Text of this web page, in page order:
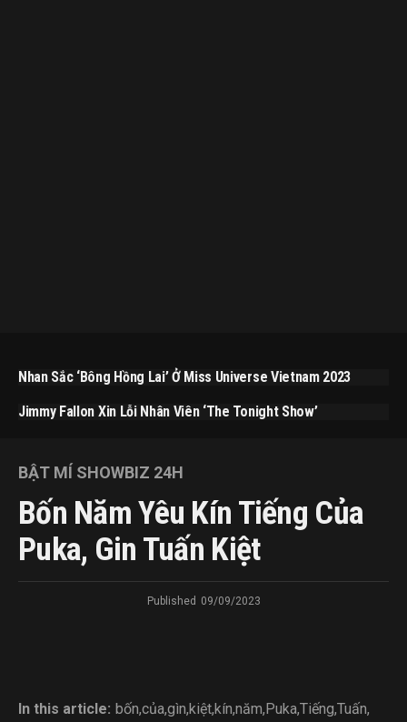
Nhan Sắc ‘bông Hồng Lai’ Ở Miss Universe Vietnam 2023
Jimmy Fallon Xin Lỗi Nhân Viên ‘The Tonight Show’
BẬT MÍ SHOWBIZ 24H
Bốn Năm Yêu Kín Tiếng Của
Puka, Gin Tuấn Kiệt
Published 09/09/2023
In this article: bốn,của,gìn,kiệt,kín,năm,Puka,Tiếng,Tuấn,